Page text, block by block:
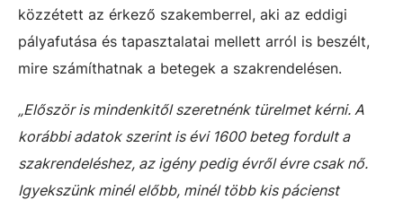
közzétett az érkező szakemberrel, aki az eddigi
pályafutása és tapasztalatai mellett arról is beszélt,
mire számíthatnak a betegek a szakrendelésen.
„Először is mindenkitől szeretnénk türelmet kérni. A
korábbi adatok szerint is évi 1600 beteg fordult a
szakrendeléshez, az igény pedig évről évre csak nő.
Igyekszünk minél előbb, minél több kis pácienst